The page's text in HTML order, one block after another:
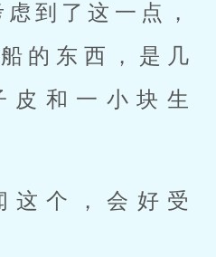
到了这一点，
的东西，是几
皮和一小块生
这个，会好受